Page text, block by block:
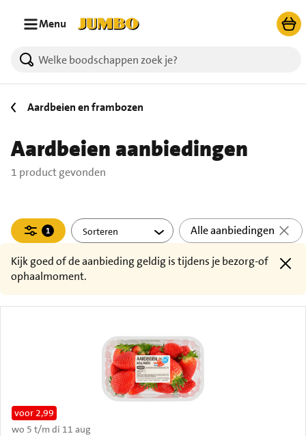
Menu
1 producten gevonden.
Aardbeien en frambozen
Aardbeien aanbiedingen
1 product gevonden
Filteren
1
actief
Alle aanbiedingen
Kijk goed of de aanbieding geldig is tijdens je bezorg-of
ophaalmoment.
voor 2,99
wo 5 t/m di 11 aug